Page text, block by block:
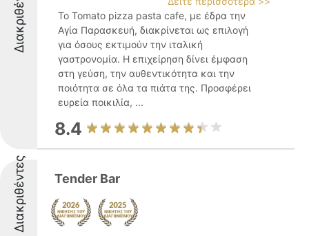
Το Tomato pizza pasta cafe, με έδρα την
Αγία Παρασκευή, διακρίνεται ως επιλογή
για όσους εκτιμούν την ιταλική
γαστρονομία. Η επιχείρηση δίνει έμφαση
στη γεύση, την αυθεντικότητα και την
ποιότητα σε όλα τα πιάτα της. Προσφέρει
ευρεία ποικιλία, ...
8.4
Διακριθέντες Tender Bar